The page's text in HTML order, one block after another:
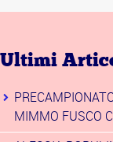
Ultimi
MIMMO FUSCO